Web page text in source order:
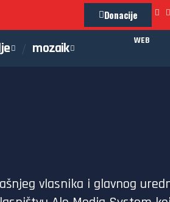
Donacije
mozaik WEB
vlasnika i glavnog